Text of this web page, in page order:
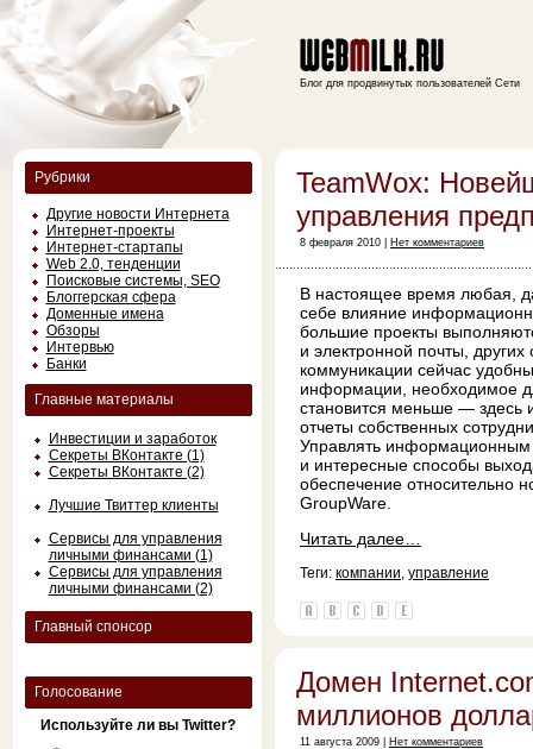
Рубрики
Другие новости Интернета
Интернет-проекты
Интернет-стартапы
Web 2.0, тенденции
Поисковые системы, SEO
Блоггерская сфера
Доменные имена
Обзоры
Интервью
Банки
Главные материалы
Инвестиции и заработок
Секреты ВКонтакте (1)
Секреты ВКонтакте (2)
Лучшие Твиттер клиенты
Сервисы для управления
личными финансами (1)
Сервисы для управления
личными финансами (2)
Главный спонсор
Голосование
Используйте ли вы Twitter?
Блог для продвинутых пользователей Сети
TeamWox:
управления
8 февраля 2010 | Нет комментариев
В настоящее время любая,
себе влияние
большие проекты
и электронной почты,
коммуникации сейчас
информации, необходимое
становится меньше — здесь
отчеты собственных
Управлять информационным
и интересные способы
обеспечение относительно
GroupWare.
Читать далее…
Теги: компании, управление
Домен
миллионов
11 августа 2009 | Нет комментариев